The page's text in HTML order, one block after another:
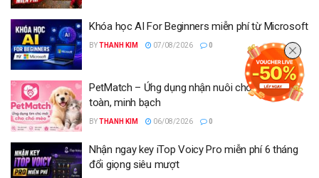
Khóa học AI For Beginners miễn phí từ Microsoft
BYTHANH KIM 07/08/2026 0
PetMatch – Ứng dụng nhận nuôi chó mèo an
toàn, minh bạch
BYTHANH KIM 06/08/2026 0
Nhận ngay key iTop Voicy Pro miễn phí 6 tháng
đổi giọng siêu mượt